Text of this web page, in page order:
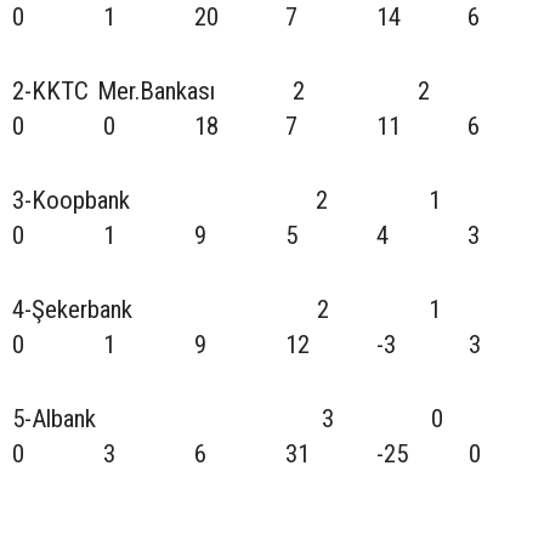
0 1 20 7 14 6
2-KKTC Mer.Bankası 2 2
0 0 18 7 11 6
3-Koopbank 2 1
0 1 9 5 4 3
4-Şekerbank 2 1
0 1 9 12 -3 3
5-Albank 3 0
0 3 6 31 -25 0